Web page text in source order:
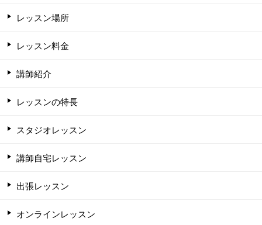
レッスン場所
レッスン料金
講師紹介
レッスンの特長
スタジオレッスン
講師自宅レッスン
出張レッスン
オンラインレッスン